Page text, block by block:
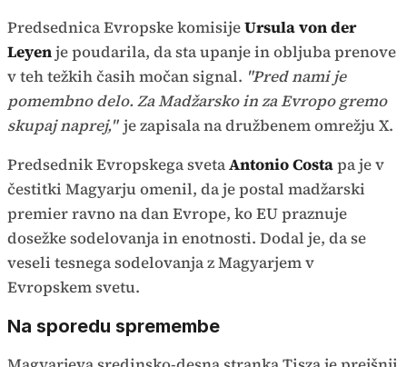
Predsednica Evropske komisijeUrsula von der
Leyenje poudarila, da sta upanje in obljuba prenove
v teh težkih časih močan signal. "Pred nami je
pomembno delo. Za Madžarsko in za Evropo gremo
skupaj naprej," je zapisala na družbenem omrežju X.
Predsednik Evropskega svetaAntonio Costapa je v
čestitki Magyarju omenil, da je postal madžarski
premier ravno na dan Evrope, ko EU praznuje
dosežke sodelovanja in enotnosti. Dodal je, da se
veseli tesnega sodelovanja z Magyarjem v
Evropskem svetu.
Na sporedu spremembe